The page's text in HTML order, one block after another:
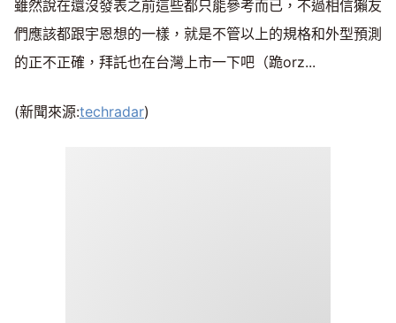
雖然說在還沒發表之前這些都只能參考而已，不過相信獺友
們應該都跟宇恩想的一樣，就是不管以上的規格和外型預測
的正不正確，拜託也在台灣上市一下吧（跪orz...
(新聞來源:techradar)